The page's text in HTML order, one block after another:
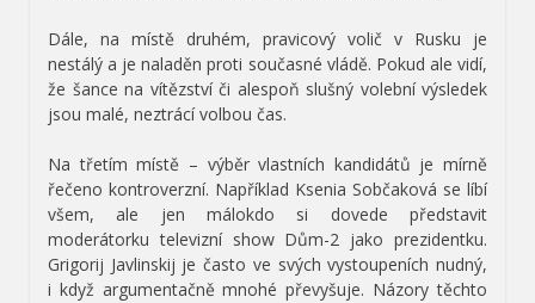
Dále, na místě druhém, pravicový volič v Rusku je
nestálý a je naladěn proti současné vládě. Pokud ale vidí,
že šance na vítězství či alespoň slušný volební výsledek
jsou malé, neztrácí volbou čas.
Na třetím místě – výběr vlastních kandidátů je mírně
řečeno kontroverzní. Například Ksenia Sobčaková se líbí
všem, ale jen málokdo si dovede představit
moderátorku televizní show Dům-2 jako prezidentku.
Grigorij Javlinskij je často ve svých vystoupeních nudný,
i když argumentačně mnohé převyšuje. Názory těchto